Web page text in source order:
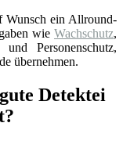
Wunsch ein Allround-
wie Wachschutz,
und Personenschutz,
übernehmen.
Detektei